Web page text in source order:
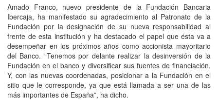
Amado Franco, nuevo presidente de la Fundación Bancaria
Ibercaja, ha manifestado su agradecimiento al Patronato de la
Fundación por la designación de su nueva responsabilidad al
frente de esta institución y ha destacado el papel que ésta va a
desempeñar en los próximos años como accionista mayoritario
del Banco. “Tenemos por delante realizar la desinversión de la
Fundación en el banco y diversificar sus fuentes de financiación.
Y, con las nuevas coordenadas, posicionar a la Fundación en el
sitio que le corresponde, ya que está llamada a ser una de las
más importantes de España”, ha dicho.